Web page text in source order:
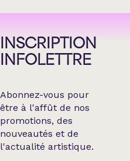
INSCRIPTION
INFOLETTRE
Abonnez-vous pour
être à l'affût de nos
promotions, des
nouveautés et de
l'actualité artistique.